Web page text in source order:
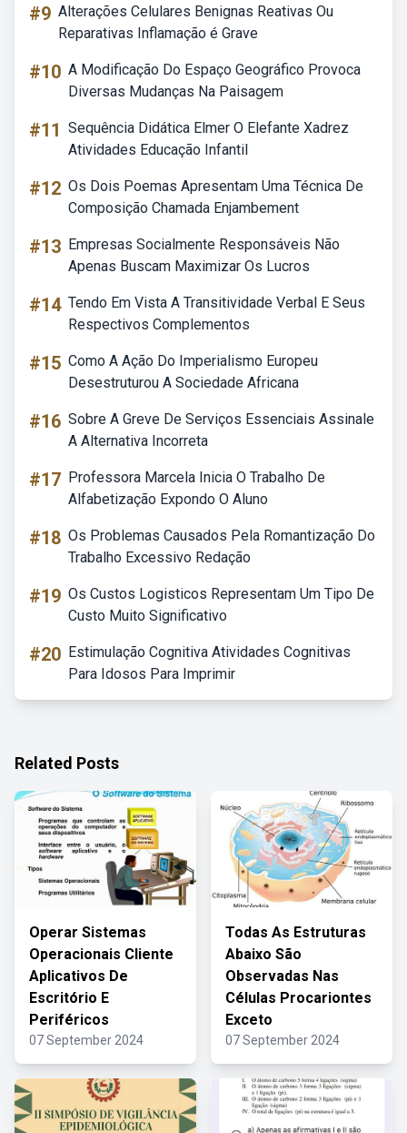
#9 Alterações Celulares Benignas Reativas Ou
Reparativas Inflamação é Grave
#10 A Modificação Do Espaço Geográfico Provoca
Diversas Mudanças Na Paisagem
#11 Sequência Didática Elmer O Elefante Xadrez
Atividades Educação Infantil
#12 Os Dois Poemas Apresentam Uma Técnica De
Composição Chamada Enjambement
#13 Empresas Socialmente Responsáveis Não
Apenas Buscam Maximizar Os Lucros
#14 Tendo Em Vista A Transitividade Verbal E Seus
Respectivos Complementos
#15 Como A Ação Do Imperialismo Europeu
Desestruturou A Sociedade Africana
#16 Sobre A Greve De Serviços Essenciais Assinale
A Alternativa Incorreta
#17 Professora Marcela Inicia O Trabalho De
Alfabetização Expondo O Aluno
#18 Os Problemas Causados Pela Romantização Do
Trabalho Excessivo Redação
#19 Os Custos Logisticos Representam Um Tipo De
Custo Muito Significativo
#20 Estimulação Cognitiva Atividades Cognitivas
Para Idosos Para Imprimir
Related Posts
Operar Sistemas
Operacionais Cliente
Aplicativos De
Escritório E
Periféricos
07 September 2024
Todas As Estruturas
Abaixo São
Observadas Nas
Células Procariontes
Exceto
07 September 2024